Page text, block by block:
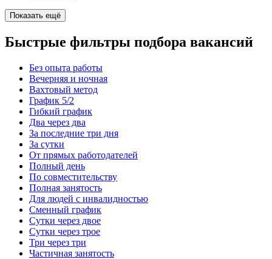
Показать ещё
Быстрые фильтры подбора вакансий
Без опыта работы
Вечерняя и ночная
Вахтовый метод
График 5/2
Гибкий график
Два через два
За последние три дня
За сутки
От прямых работодателей
Полный день
По совместительству
Полная занятость
Для людей с инвалидностью
Сменный график
Сутки через двое
Сутки через трое
Три через три
Частичная занятость